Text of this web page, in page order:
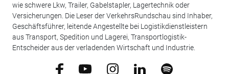
wie schwere Lkw, Trailer, Gabelstapler, Lagertechnik oder
Versicherungen. Die Leser der VerkehrsRundschau sind Inhaber,
Geschäftsführer, leitende Angestellte bei Logistikdienstleistern
aus Transport, Spedition und Lagerei, Transportlogistik-
Entscheider aus der verladenden Wirtschaft und Industrie.